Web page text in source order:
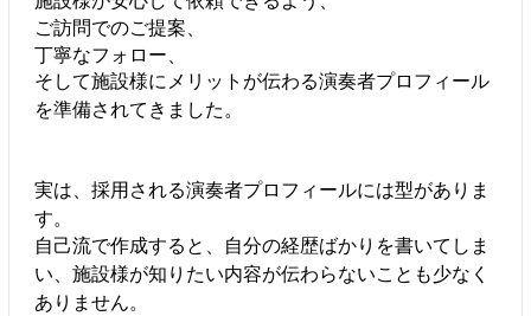
ご訪問でのご提案、
丁寧なフォロー、
そして施設様にメリットが伝わる演奏者プロフィール
を準備されてきました。
実は、採用される演奏者プロフィールには型がありま
す。
自己流で作成すると、自分の経歴ばかりを書いてしま
い、施設様が知りたい内容が伝わらないことも少なく
ありません。